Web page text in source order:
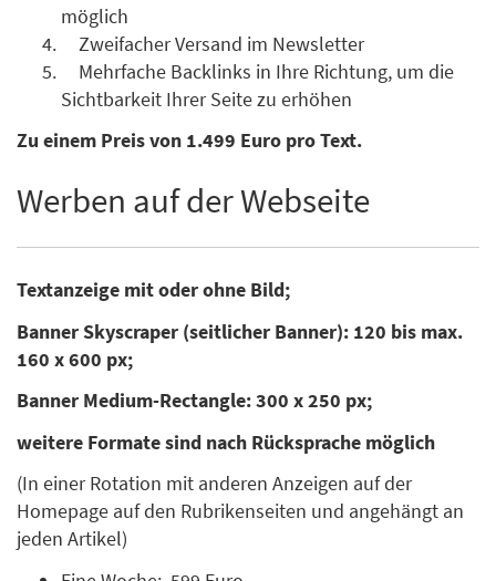
möglich
Zweifacher Versand im Newsletter
Mehrfache Backlinks in Ihre Richtung, um die
Sichtbarkeit Ihrer Seite zu erhöhen
Zu einem Preis von 1.499 Euro pro Text.
Werben auf der Webseite
Textanzeige mit oder ohne Bild;
Banner Skyscraper (seitlicher Banner): 120 bis max.
160 x 600 px;
Banner Medium-Rectangle: 300 x 250 px;
weitere Formate sind nach Rücksprache möglich
(In einer Rotation mit anderen Anzeigen auf der
Homepage auf den Rubrikenseiten und angehängt an
jeden Artikel)